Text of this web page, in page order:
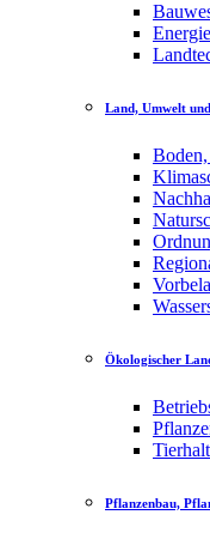
Land, Umwelt
Ökologischer
Pflanzenbau,